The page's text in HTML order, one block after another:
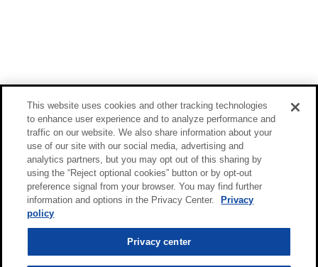
This website uses cookies and other tracking technologies
to enhance user experience and to analyze performance and
traffic on our website. We also share information about your
use of our site with our social media, advertising and
analytics partners, but you may opt out of this sharing by
using the “Reject optional cookies” button or by opt-out
preference signal from your browser. You may find further
information and options in the Privacy Center.
Privacy
policy
Privacy center